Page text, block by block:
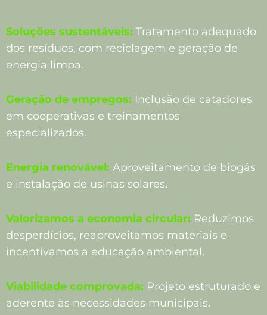
Soluções sustentáveis: Tratamento adequado
dos resíduos, com reciclagem e geração de
energia limpa.
Geração de empregos: Inclusão de catadores
em cooperativas e treinamentos
especializados.
Energia renovável: Aproveitamento de biogás
e instalação de usinas solares.
Valorizamos a economia circular: Reduzimos
desperdícios, reaproveitamos materiais e
incentivamos a educação ambiental.
Viabilidade comprovada: Projeto estruturado e
aderente às necessidades municipais.